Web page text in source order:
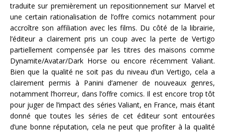
traduite sur premièrement un repositionnement sur Marvel et
une certain rationalisation de l’offre comics notamment pour
accroître son affiliation avec les films. Du côté de la librairie,
l’éditeur a clairement pris un coup avec la perte de Vertigo
partiellement compensée par les titres des maisons comme
Dynamite/Avatar/Dark Horse ou encore récemment Valiant.
Bien que la qualité ne soit pas du niveau d’un Vertigo, cela a
clairement permis à Panini d’amener de nouveaux genres,
notamment l’horreur, dans l’offre comics. Il est encore trop tôt
pour juger de l’impact des séries Valiant, en France, mais étant
donné que toutes les séries de cet éditeur sont entourées
d’une bonne réputation, cela ne peut que profiter à la qualité